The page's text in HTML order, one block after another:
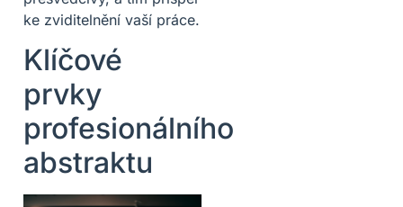
ke zviditelnění vaší práce.
Klíčové
prvky
profesionálního
abstraktu